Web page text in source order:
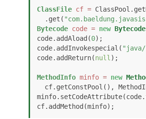
ClassFile cf =
  .get(
Bytecode code = new Bytecode
code.addAload(0);
code.addInvokespecial(
code.addReturn(null );
MethodInfo minfo = new
cf.getConstPool(),
cf.addMethod(minfo);